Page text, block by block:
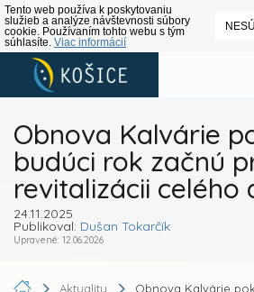
Tento web používa k poskytovaniu
služieb a analýze návštevnosti súbory
cookie. Používaním tohto webu s tým
súhlasíte. Viac informácií
Obnova Kalvárie
budúci rok začnú
revitalizácii celého
24.11.2025
Publikoval: Dušan Tokarčík
Upravené: 12.06.2026
Aktuality
Obnova Kalvárie